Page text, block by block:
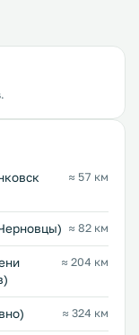
≈ 57 км
≈ 82 км
≈ 204 км
≈ 324 км